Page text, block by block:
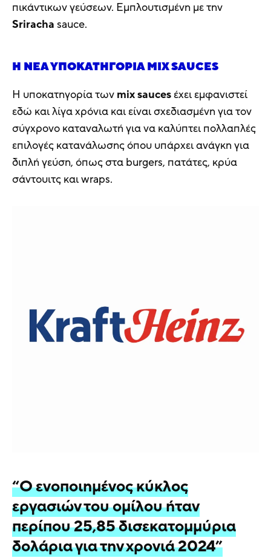
πικάντικων γεύσεων. Εμπλουτισμένη με την
Sriracha sauce.
Η ΝΈΑ ΥΠΟΚΑΤΗΓΟΡΊΑ MIX SAUCES
Η υποκατηγορία των mix saucesέχει εμφανιστεί
εδώ και λίγα χρόνια και είναι σχεδιασμένη για τον
σύγχρονο καταναλωτή για να καλύπτει πολλαπλές
επιλογές κατανάλωσης όπου υπάρχει ανάγκη για
διπλή γεύση, όπως στα burgers, πατάτες, κρύα
σάντουιτς και wraps.
“Ο ενοποιημένος κύκλος
εργασιών του ομίλου ήταν
περίπου 25,85 δισεκατομμύρια
δολάρια για την χρονιά 2024”